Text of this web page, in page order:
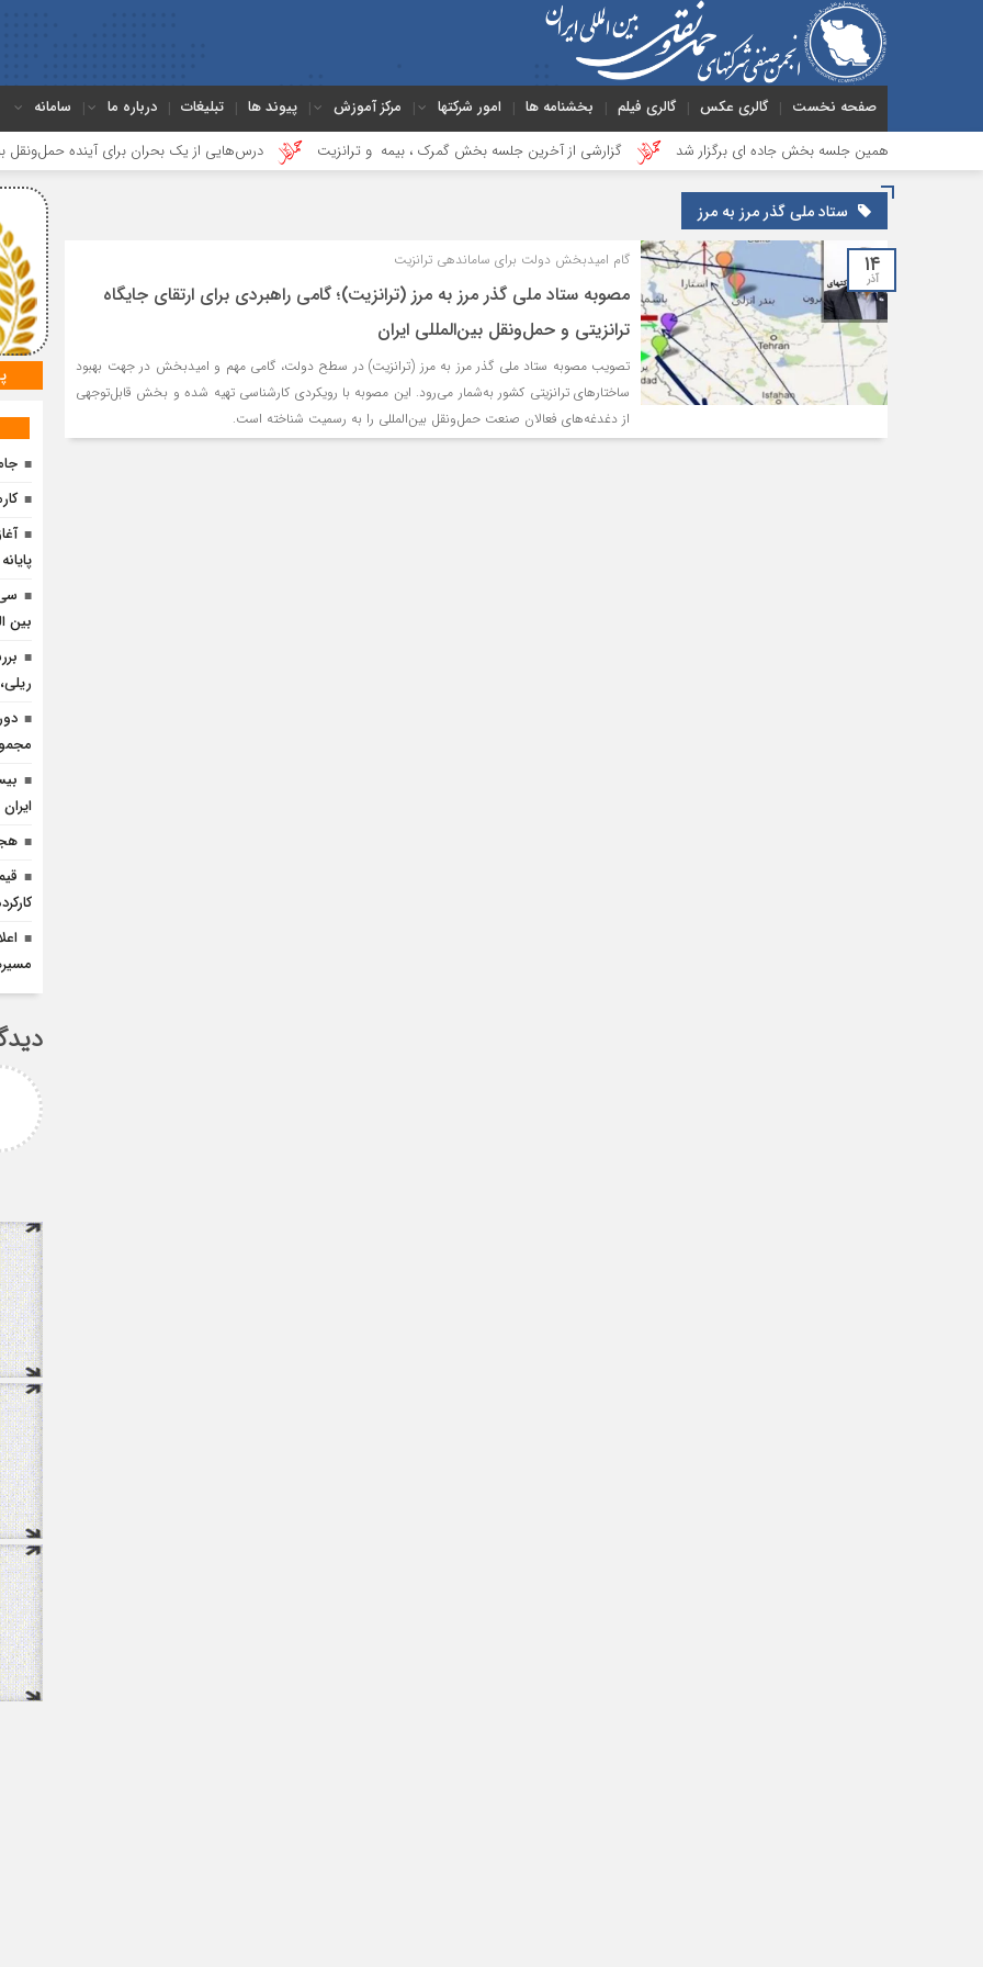
صفحه نخست گالری عکس گالری فیلم بخشنامه ها امور شرکتها مرکز آموزش پیوند ها تبلیغات درباره ما سامانه
هجدهمین جلسه بخش جاده ای برگزار شد گزارشی از آخرین جلسه بخش گمرک ، بیمه و ترانزیت درس‌هایی از یک بحران برای آینده حمل‌ونقل بین‌المللی
ستاد ملی گذر مرز به مرز
۱۴
آذر
گام امیدبخش دولت برای ساماندهی ترانزیت
مصوبه ستاد ملی گذر مرز به مرز (ترانزیت)؛ گامی راهبردی برای ارتقای جایگاه
ترانزیتی و حمل‌ونقل بین‌المللی ایران
تصویب مصوبه ستاد ملی گذر مرز به مرز (ترانزیت) در سطح دولت، گامی مهم و امیدبخش در جهت بهبود
ساختارهای ترانزیتی کشور به‌شمار می‌رود. این مصوبه با رویکردی کارشناسی تهیه شده و بخش قابل‌توجهی
از دغدغه‌های فعالان صنعت حمل‌ونقل بین‌المللی را به رسمیت شناخته است.
بین